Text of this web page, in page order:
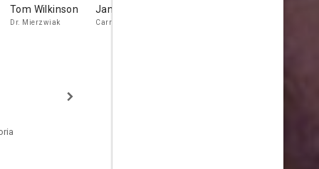
Tom Wilkinson
Dr. Mierzwiak
Jane Adams
Carrie